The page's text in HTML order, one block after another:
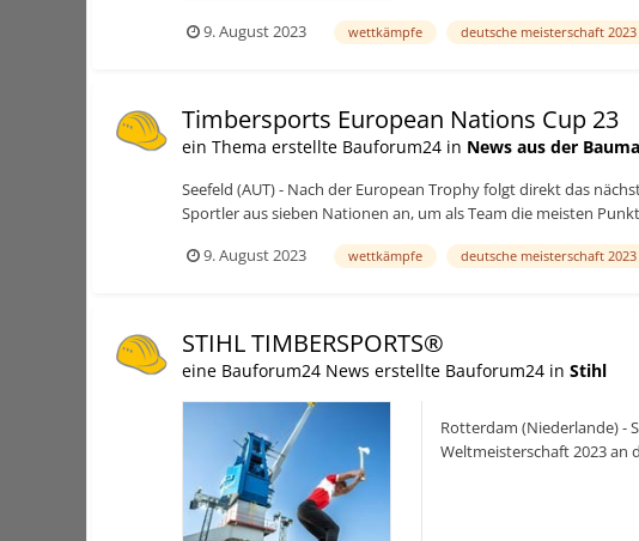
9. August 2023 wettkämpfe deutsche meisterschaft 2023
Timbersports European Nations Cup 23
ein Thema erstellte Bauforum24 in News aus der
Seefeld (AUT) - Nach der European Trophy folgt direkt das
Sportler aus sieben Nationen an, um als Team die meisten
9. August 2023
wettkämpfe deutsche meisterschaft 2023
STIHL TIMBERSPORTS®
eine Bauforum24 News erstellte Bauforum24 in Stihl
Rotterdam (Niederlande) -
Weltmeisterschaft 2023 an